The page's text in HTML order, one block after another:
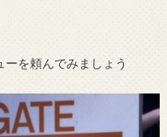
を頼んでみましょう